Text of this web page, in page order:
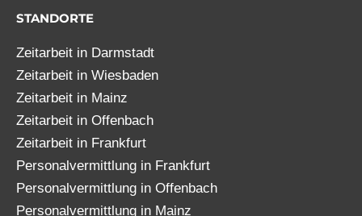
STANDORTE
Zeitarbeit in Darmstadt
Zeitarbeit in Wiesbaden
Zeitarbeit in Mainz
Zeitarbeit in Offenbach
Zeitarbeit in Frankfurt
Personalvermittlung in Frankfurt
Personalvermittlung in Offenbach
Personalvermittlung in Mainz